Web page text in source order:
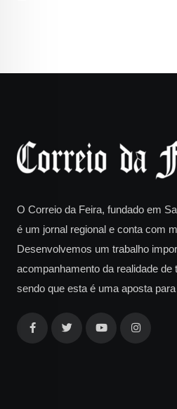
O Correio da Feira, fundado em
é um jornal regional e conta com
Desenvolvemos um trabalho
acompanhamento da realidade de
sendo que esta é uma aposta